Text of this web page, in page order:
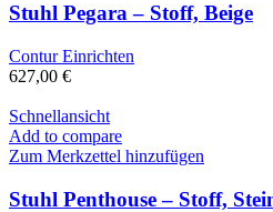
Stuhl Pegara – Stoff, Beige
Contur Einrichten
627,00 €
Schnellansicht
Add to compare
Zum Merkzettel hinzufügen
Stuhl Penthouse – Stoff,